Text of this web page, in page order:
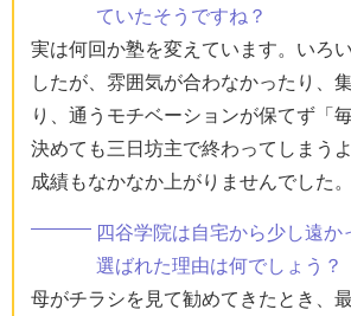
ていたそうですね？
実は何回か塾を変えています。いろ
したが、雰囲気が合わなかったり、
り、通うモチベーションが保てず「
決めても三日坊主で終わってしま
成績もなかなか上がりませんでした。
四谷学院は自宅から少し遠か
選ばれた理由は何でしょう？
母がチラシを見て勧めてきたとき、